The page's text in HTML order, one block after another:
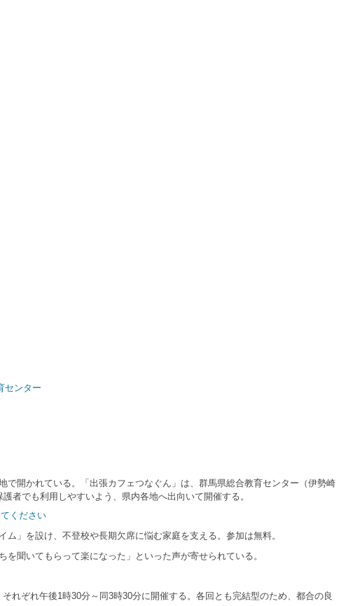
センター
開かれている。「出張カフェつなぐん」は、群馬県総合教育センター（伊勢崎
者でも利用しやすいよう、県内各地へ出向いて開催する。
ください
」を設け、不登校や長期欠席に悩む家庭を支える。参加は無料。
聞いてもらって楽になった」といった声が寄せられている。
れぞれ午後1時30分～同3時30分に開催する。各回とも完結型のため、都合の良